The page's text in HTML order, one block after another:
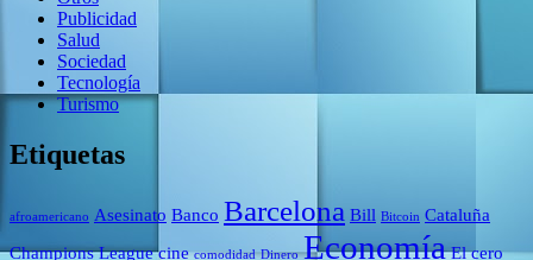
Publicidad
Salud
Sociedad
Tecnología
Turismo
Etiquetas
afroamericano Asesinato Banco Barcelona Bill Bitcoin Cataluña
Champions League cine comodidad Dinero Economía El cero